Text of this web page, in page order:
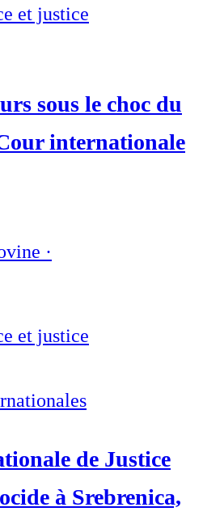
et justice
sous le choc du
internationale
·
et justice
de Justice
à Srebrenica,